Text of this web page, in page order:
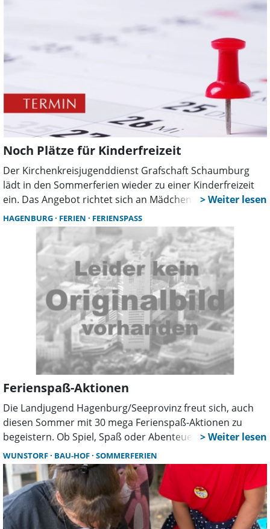
Noch Plätze für Kinderfreizeit
Der Kirchenkreisjugenddienst Grafschaft Schaumburg
lädt in den Sommerferien wieder zu einer Kinderfreizeit
ein. Das Angebot richtet sich an Mädchen und Jungen im
Alter von 7 bis 12 Jahren und findet in diesem Jahr vom 28.
Juli bis zum 3. August statt.
HAGENBURG FERIEN FERIENSPASS
Ferienspaß-Aktionen
Die Landjugend Hagenburg/Seeprovinz freut sich, auch
diesen Sommer mit 30 mega Ferienspaß-Aktionen zu
begeistern. Ob Spiel, Spaß oder Abenteuer – für jeden ist
was dabei. Wichtig: Bei der Anmeldung unbedingt
Allergien, Unverträglichkeiten oder wichtige Infos
angeben. So könne alles sicher und entspannt geplant
werden. Dem Orga-Team um Heike, Dorothee, Reinhard
und Lukas liegt es am Herzen, einen tollen, reibungslosen
Ferienspaß für alle Kinder aus der Samtgemeinde auf die
WUNSTORF BAU-HOF SOMMERFERIEN